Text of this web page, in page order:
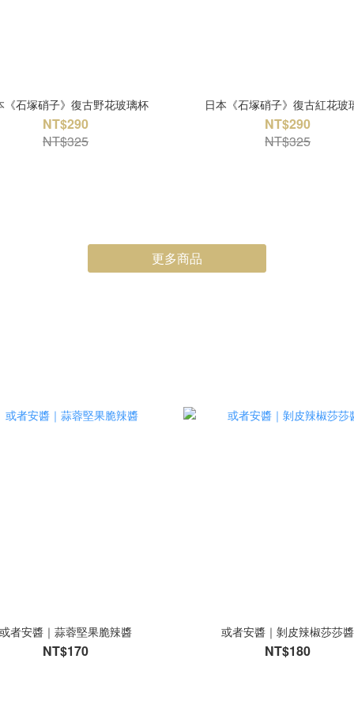
《石塚硝子》復古野花玻璃杯
NT$290
NT$325
日本《石塚硝子》復古紅花玻
NT$290
NT$325
更多商品
或者安醬｜蒜蓉堅果脆辣醬
NT$170
或者安醬｜剝皮辣椒莎莎醬
NT$180